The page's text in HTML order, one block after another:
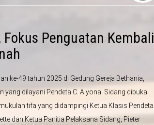
Penguatan Kembali
ke-49 tahun 2025 di Gedung Gereja Bethania,
dilayani Pendeta C. Alyona. Sidang dibuka
tifa yang didampingi Ketua Klasis Pendeta
dan Ketua Panitia Pelaksana Sidang, Pieter